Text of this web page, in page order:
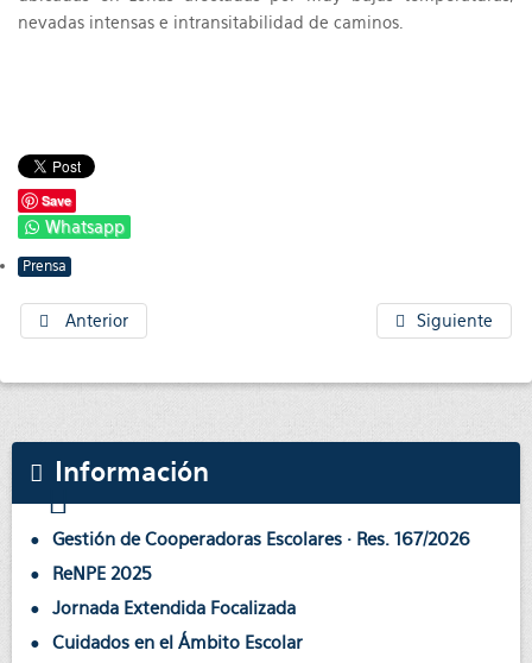
nevadas intensas e intransitabilidad de caminos.
Save
Whatsapp
Prensa
Anterior Siguiente
Información
Gestión de Cooperadoras Escolares · Res. 167/2026
ReNPE 2025
Jornada Extendida Focalizada
Cuidados en el Ámbito Escolar